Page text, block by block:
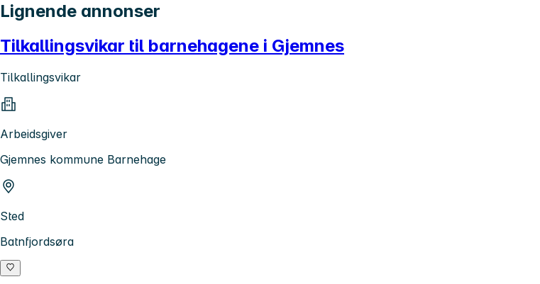
Lignende annonser
Tilkallingsvikar til barnehagene i Gjemnes
Tilkallingsvikar
Arbeidsgiver
Gjemnes kommune Barnehage
Sted
Batnfjordsøra